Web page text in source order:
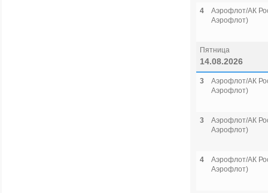
4
Аэрофлот/АК
Аэрофлот)
Пятница
14.08.2026
3
Аэрофлот/АК
Аэрофлот)
3
Аэрофлот/АК
Аэрофлот)
4
Аэрофлот/АК
Аэрофлот)